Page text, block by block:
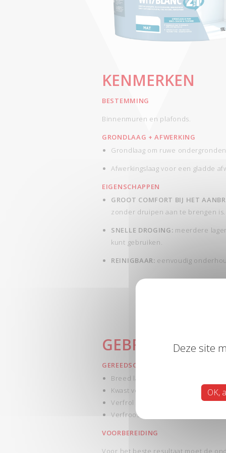
KENMERKEN
BESTEMMING
Binnenmuren en plafonds.
GRONDLAAG + AFWERKING
Grondlaag om ruwe
Afwerkingslaag voor een gladde
EIGENSCHAPPEN
GROOT COMFORT BIJ HET
zonder druipen aan te brengen is.
SNELLE DROGING: meerdere
kunt gebruiken.
REINIGBAAR: eenvoudig
GEBRUIK
GEREEDSCHAP
Breed latje of verfmenger
Kwast voor de hoeken en voegen
Verfrol met haartjes van 12 tot
Verfrooster
VOORBEREIDING
Voor het beste resultaat moet de
Deze site
OK,